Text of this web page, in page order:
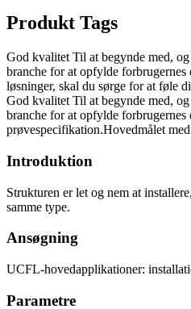
Produkt Tags
God kvalitet Til at begynde med,
branche for at opfylde
løsninger, skal du sørge for at føle
God kvalitet Til at begynde med,
branche for at opfylde forbrugernes
prøvespecifikation.Hovedmålet
Introduktion
Strukturen er let og nem at
samme type.
Ansøgning
UCFL-hovedapplikationer:
Parametre